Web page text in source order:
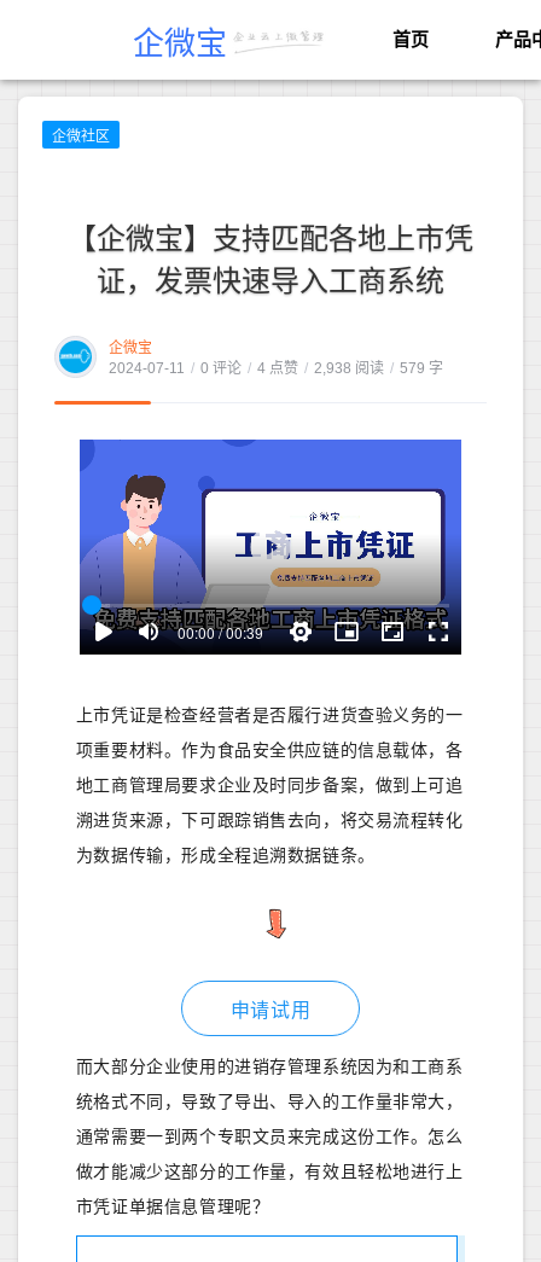
企微宝 首页 产品
企微社区
【企微宝】支持匹配各地上市凭
证，发票快速导入工商系统
企微宝
2024-07-11 / 0 评论 / 4 点赞 / 2,938 阅读 / 579 字
上市凭证是检查经营者是否履行进货查验义务的一
项重要材料。作为食品安全供应链的信息载体，各
地工商管理局要求企业及时同步备案，做到上可追
溯进货来源，下可跟踪销售去向，将交易流程转化
为数据传输，形成全程追溯数据链条。
申请试用
而大部分企业使用的进销存管理系统因为和工商系
统格式不同，导致了导出、导入的工作量非常大，
通常需要一到两个专职文员来完成这份工作。怎么
做才能减少这部分的工作量，有效且轻松地进行上
市凭证单据信息管理呢？